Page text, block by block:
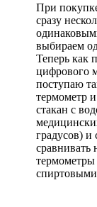
При
сразу
выбираем
Теперь как
цифрового
поступаю
термометр
стакан с
градусов) и
сравнивать